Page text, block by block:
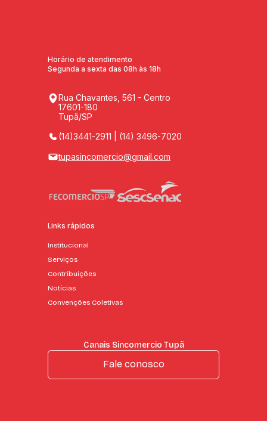
Horário de atendimento
Segunda a sexta das 08h às 18h
Rua Chavantes, 561 - Centro
17601-180
Tupã/SP
(14)3441-2911 | (14) 3496-7020
tupasincomercio@gmail.com
Links rápidos
Institucional
Serviços
Contribuições
Notícias
Convenções Coletivas
Canais Sincomercio Tupã
Fale conosco